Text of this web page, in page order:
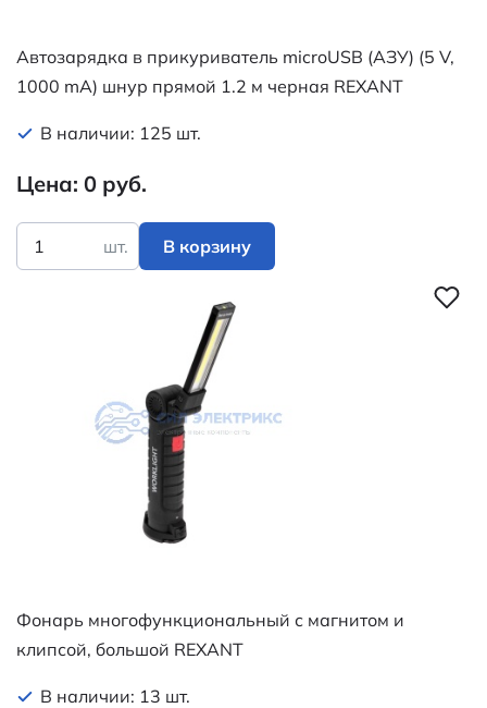
Автозарядка в прикуриватель microUSB (АЗУ) (5 V,
1000 mA) шнур прямой 1.2 м черная REXANT
В наличии: 125 шт.
Цена: 0 руб.
шт. В корзину
Фонарь многофункциональный с магнитом и
клипсой, большой REXANT
В наличии: 13 шт.